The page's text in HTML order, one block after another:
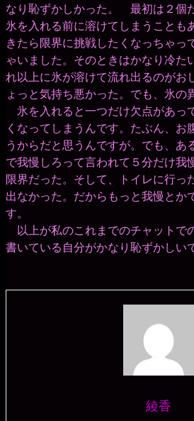
なり恥ずかしかった。 最初は２個
氷を入れる前に溶けてしまうことも
きたら限界に挑戦したくなっちゃっ
ゃいました。そのときはかなり冷た
れ以上に氷が溶けて流れ出るのがお
ょっと気持ち悪かった。でも、氷の
氷を入れると一つだけ欠点があっ
くなってしまうんです。たぶん、お
うからだと思うんですが。でも、あ
で我慢しろって言われて５分だけ我
限界だった。そして、トイレに行っ
出なかった。だからもっと我慢とか
す。
以上が私のこれまでのチャットで
書いている自分がかなり恥ずかしい
綾香